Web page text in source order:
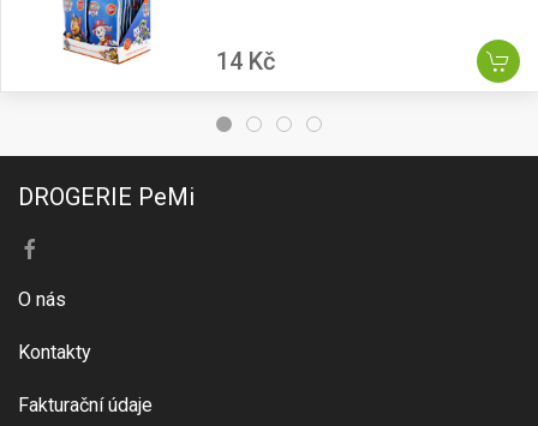
14 Kč
DROGERIE PeMi
O nás
Kontakty
Fakturační údaje